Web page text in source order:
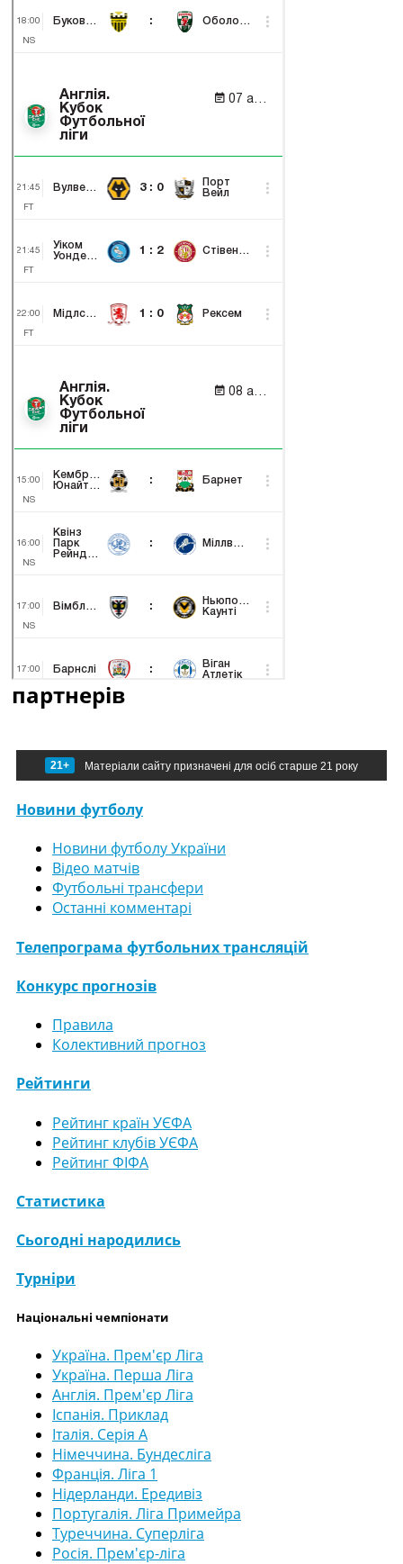
партнерів
21+ Матеріали сайту призначені для осіб старше 21 року
Новини футболу
Новини футболу України
Відео матчів
Футбольні трансфери
Останні комментарі
Телепрограма футбольних трансляцій
Конкурс прогнозів
Правила
Колективний прогноз
Рейтинги
Рейтинг країн УЄФА
Рейтинг клубів УЄФА
Рейтинг ФІФА
Статистика
Сьогодні народились
Турніри
Національні чемпіонати
Україна. Прем'єр Ліга
Україна. Перша Ліга
Англія. Прем'єр Ліга
Іспанія. Приклад
Італія. Серія А
Німеччина. Бундесліга
Франція. Ліга 1
Нідерланди. Ередивіз
Португалія. Ліга Примейра
Туреччина. Суперліга
Росія. Прем'єр-ліга